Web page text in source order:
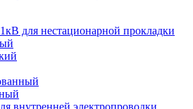
для нестационарной прокладки
внутренней электропроводки